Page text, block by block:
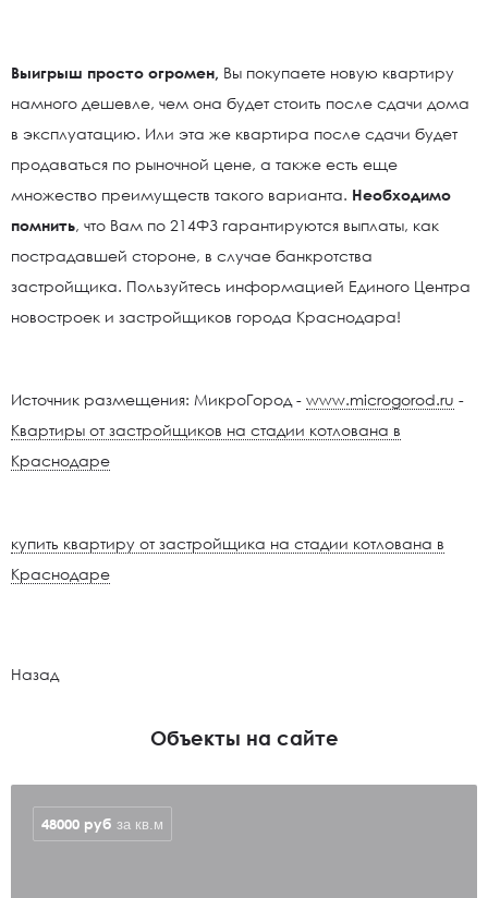
Выигрыш просто огромен, Вы покупаете новую квартиру
намного дешевле, чем она будет стоить после сдачи дома
в эксплуатацию. Или эта же квартира после сдачи будет
продаваться по рыночной цене, а также есть еще
множество преимуществ такого варианта. Необходимо
помнить, что Вам по 214ФЗ гарантируются выплаты, как
пострадавшей стороне, в случае банкротства
застройщика. Пользуйтесь информацией Единого Центра
новостроек и застройщиков города Краснодара!
Источник размещения: МикроГород - www.microgorod.ru -
Квартиры от застройщиков на стадии котлована в
Краснодаре
купить квартиру от застройщика на стадии котлована в
Краснодаре
Назад
Объекты на сайте
48000 руб за кв.м